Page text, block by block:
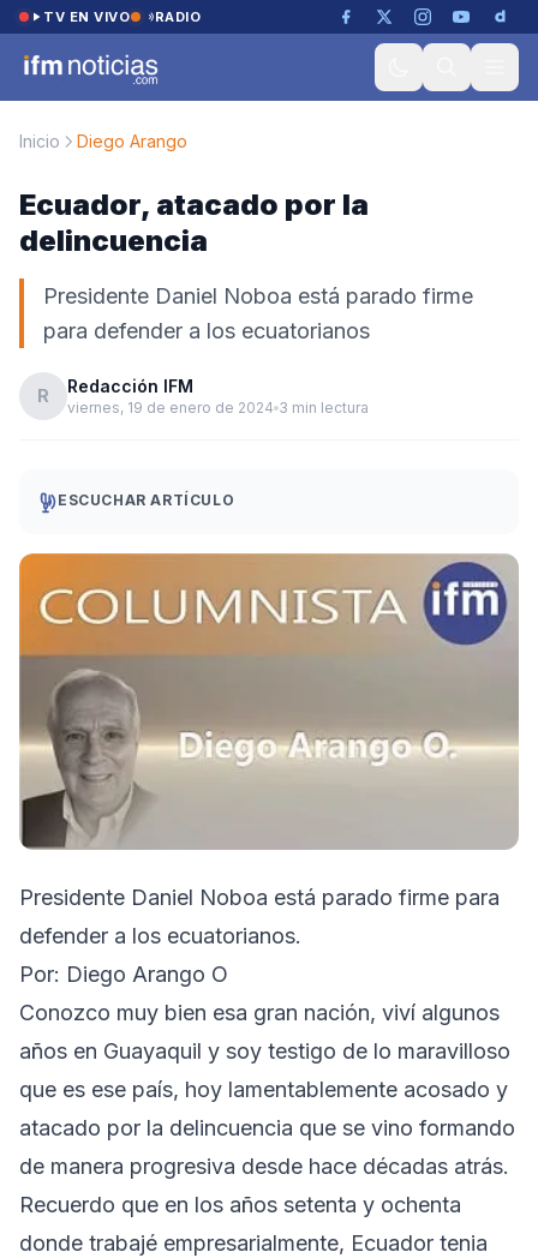
Saltar al contenido
TV EN VIVO RADIO
Inicio Diego Arango
Ecuador, atacado por la
delincuencia
Presidente Daniel Noboa está parado firme
para defender a los ecuatorianos
R Redacción IFM
viernes, 19 de enero de 2024 3 min lectura
ESCUCHAR ARTÍCULO
Presidente Daniel Noboa está parado firme para
defender a los ecuatorianos.
Por: Diego Arango O
Conozco muy bien esa gran nación, viví algunos
años en Guayaquil y soy testigo de lo maravilloso
que es ese país, hoy lamentablemente acosado y
atacado por la delincuencia que se vino formando
de manera progresiva desde hace décadas atrás.
Recuerdo que en los años setenta y ochenta
donde trabajé empresarialmente, Ecuador tenia